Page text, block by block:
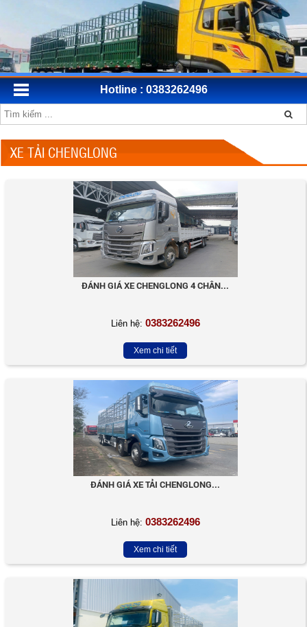
Hotline : 0383262496
XE TẢI CHENGLONG
ĐÁNH GIÁ XE CHENGLONG 4 CHÂN...
Liên hệ: 0383262496
Xem chi tiết
ĐÁNH GIÁ XE TẢI CHENGLONG...
Liên hệ: 0383262496
Xem chi tiết